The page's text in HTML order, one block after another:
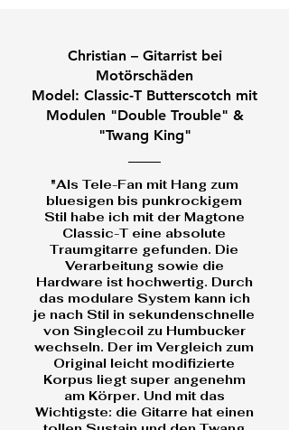
Blonde E-Gitarre Tele-Style –
Komplettset
Preis
1.090,00 €
inkl. MwSt.|kostenloser Versand
In den Warenkorb
Edition – Punk Rock Gitarre |
limitiertes Einzelstück
Preis
1.299,00 €
inkl. MwSt.|kostenloser Versand
In den Warenkorb
Telecaster – Modular,
Komplettset
Preis
1.090,00 €
inkl. MwSt.|kostenloser Versand
In den Warenkorb
– Modulare Strat, handgebaut in
Deutschland
Preis
1.290,00 €
inkl. MwSt.|kostenloser Versand
In den Warenkorb
– Modular, Butterscotch, Made in
Preis
1.190,00 €
inkl. MwSt.|kostenloser Versand
In den Warenkorb
Modulare Telecaster |
Handgebaut in Deutschland
Preis
1.240,00 €
inkl. MwSt.|kostenloser Versand
In den Warenkorb
Strat – Modular, handgebaut in
Deutschland
Preis
1.440,00 €
inkl. MwSt.|kostenloser Versand
In den Warenkorb
Relic Tele – Unikat, gebaut in
Deutschland
Preis
1.340,00 €
inkl. MwSt.|kostenloser Versand
In den Warenkorb
Relic Strat Komplettset – Unikat
1.540,00 €
inkl. MwSt.|kostenloser Versand
In den Warenkorb
konfigurierbare Gitarre | modulare
Preis
2.399,00 €
inkl. MwSt.|kostenloser Versand
In den Warenkorb
Christian – Gitarrist bei
Motörschäden
Model: Classic-T Butterscotch mit
Modulen "Double Trouble" &
"Twang King"
"Als Tele-Fan mit Hang zum
bluesigen bis punkrockigem
Stil habe ich mit der Magtone
Classic-T eine absolute
Traumgitarre gefunden. Die
Verarbeitung sowie die
Hardware ist hochwertig. Durch
das modulare System kann ich
je nach Stil in sekundenschnelle
von Singlecoil zu Humbucker
wechseln. Der im Vergleich zum
Original leicht modifizierte
Korpus liegt super angenehm
am Körper. Und mit das
Wichtigste: die Gitarre hat einen